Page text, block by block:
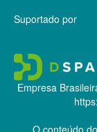
Suportado por
Empresa
O conteúdo